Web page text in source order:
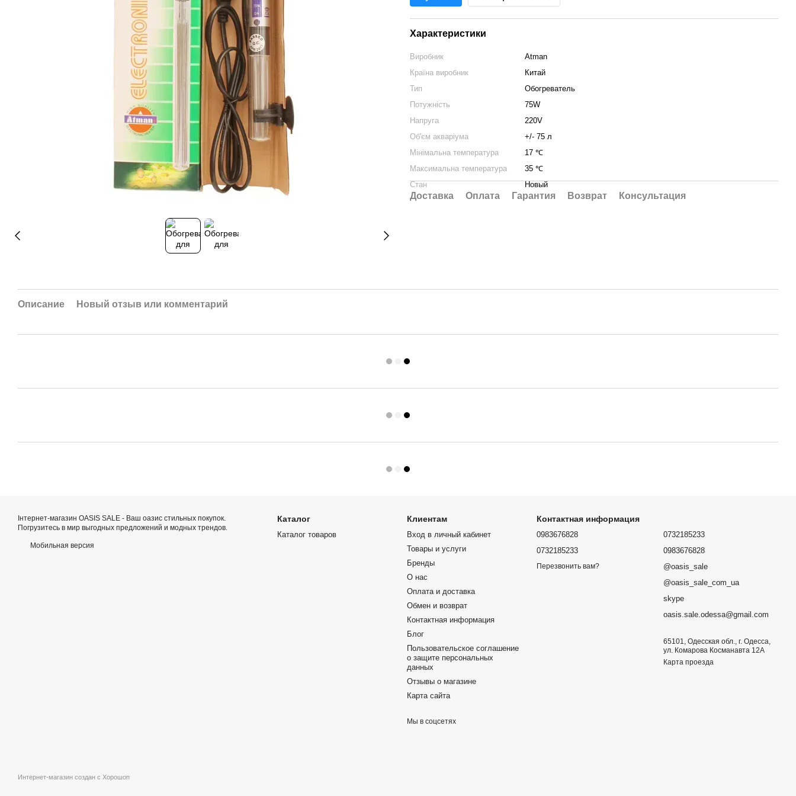
Характеристики
Виробник
Atman
Країна виробник
Китай
Тип
Обогреватель
Потужність
75W
Напруга
220V
Об'єм акваріума
+/- 75 л
Мінімальна температура
17 ℃
Максимальна температура
35 ℃
Стан
Новый
Доставка Оплата Гарантия Возврат Консультация
Описание Новый отзыв или комментарий
Інтернет-магазин OASIS SALE - Ваш оазис стильных покупок.
Погрузитесь в мир выгодных предложений и модных трендов.
Мобильная версия
Интернет-магазин создан с Хорошоп
Каталог
Каталог товаров
Клиентам
Вход в личный кабинет
Товары и услуги
Бренды
О нас
Оплата и доставка
Обмен и возврат
Контактная информация
Блог
Пользовательское соглашение
о защите персональных
данных
Отзывы о магазине
Карта сайта
Мы в соцсетях
Контактная информация
0983676828
0732185233
Перезвонить вам?
0732185233
0983676828
@oasis_sale
@oasis_sale_com_ua
skype
oasis.sale.odessa@gmail.com
65101, Одесская обл., г. Одесса,
ул. Комарова Косманавта 12А
Карта проезда